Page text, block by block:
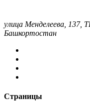
улица Менделеева, 137,
Башкортостан
Страницы